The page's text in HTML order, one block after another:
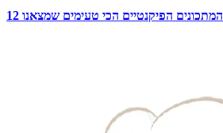
12 המתכונים הפיקנטיים הכי טעימים שמצאנו